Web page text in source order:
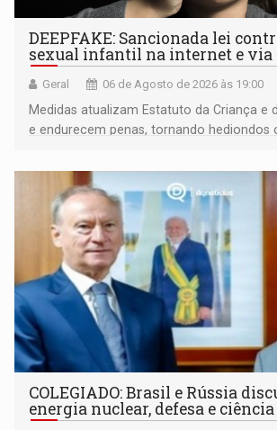
DEEPFAKE: Sancionada lei
sexual infantil na internet e via
Geral 06 de Agosto de 2026 às 19:00
Medidas atualizam Estatuto da Criança e
e endurecem penas, tornando hediondos
COLEGIADO: Brasil e Rússia
energia nuclear, defesa e